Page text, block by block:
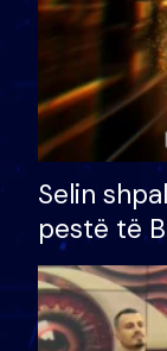
Selin
pestë të
çmimin e